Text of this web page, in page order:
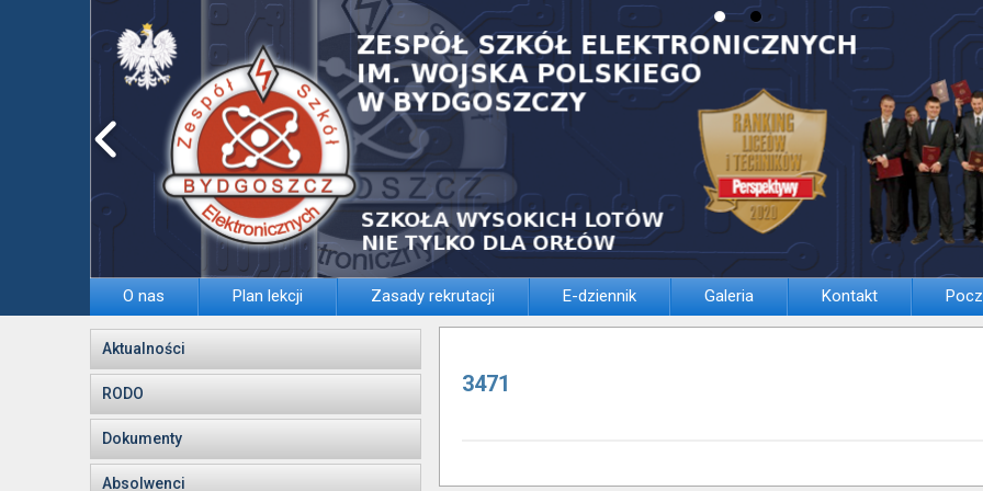
O nas Plan lekcji Zasady rekrutacji E-dziennik Galeria Kontakt
Aktualności
RODO
Dokumenty
Absolwenci
3471